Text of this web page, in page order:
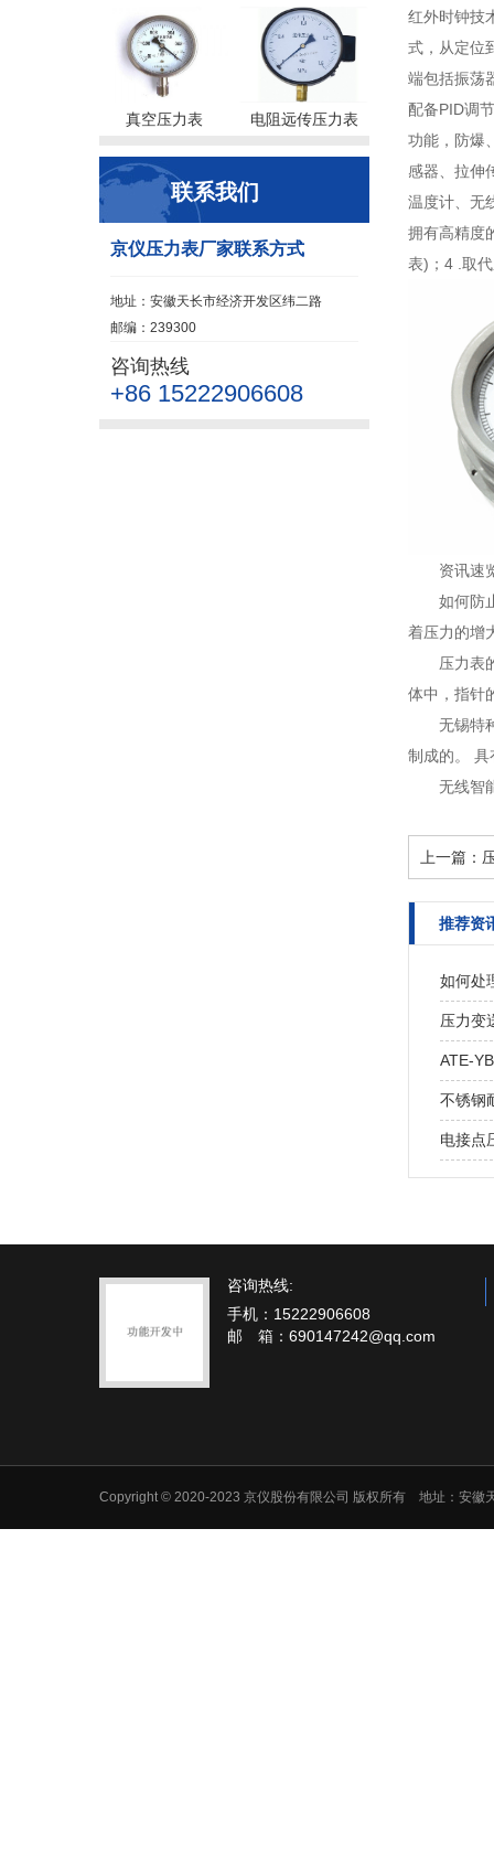
真空压力表 电阻远传压力表
联系我们
京仪压力表厂家联系方式
地址：安徽天长市经济开发区纬二路
邮编：239300
咨询热线
+86 15222906608
红外时钟技
式，从定位
端包括振荡
配备PID调
功能，防爆
感器、拉伸
温度计、无
拥有高精度
表)；4 .取
资讯速
如何防
着压力的增
压力表
体中，指针
无锡特
制成的。
无线智
上一篇：
推荐资
如何处
压力变
ATE-
不锈钢
电接点
咨询热线:
手机：15222906608
邮 箱：690147242@qq.com
Copyright © 2020-2023 京仪股份有限公司 版权所有 地址：安